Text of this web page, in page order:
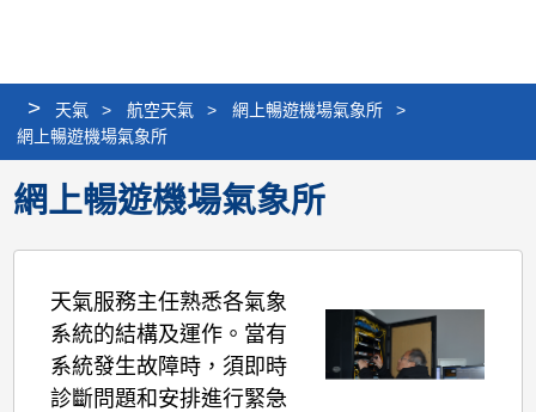
版
網
> 天氣 > 航空天氣 > 網上暢遊機場氣象所
>
網上暢遊機場氣象所
網上暢遊機場氣象所
天氣服務主任熟悉各氣象
系統的結構及運作。當有
系統發生故障時，須即時
診斷問題和安排進行緊急